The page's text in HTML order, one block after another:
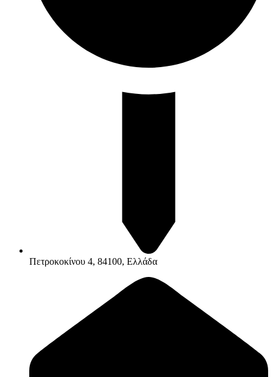
Πετροκοκίνου 4, 84100, Ελλάδα